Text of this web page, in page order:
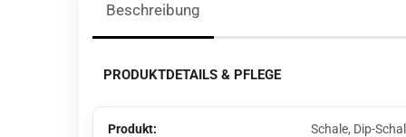
Beschreibung
PRODUKTDETAILS & PFLEGE
Produkt: Schale, Dip-